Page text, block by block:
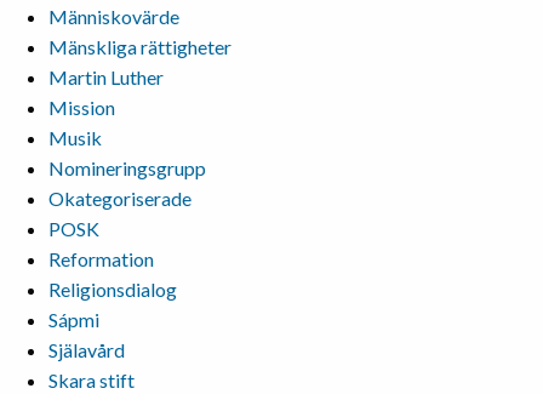
Människovärde
Mänskliga rättigheter
Martin Luther
Mission
Musik
Nomineringsgrupp
Okategoriserade
POSK
Reformation
Religionsdialog
Sápmi
Själavård
Skara stift